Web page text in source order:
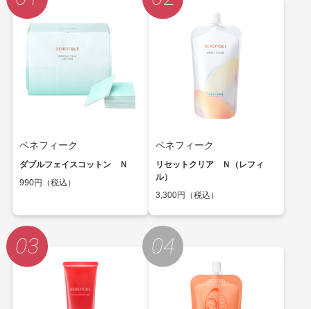
ベネフィーク
ダブルフェイスコットン Ｎ
990円（税込）
ベネフィーク
リセットクリア Ｎ（レフィ
ル）
3,300円（税込）